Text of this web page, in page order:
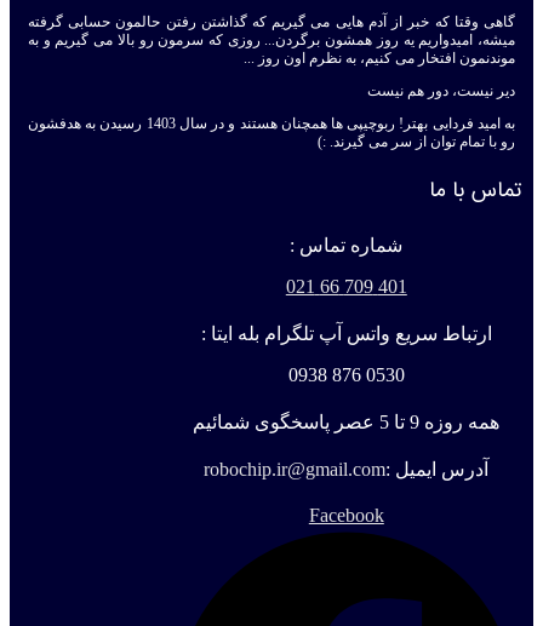
گاهی وقتا که خبر از آدم هایی می گیریم که گذاشتن رفتن حالمون حسابی گرفته
میشه، امیدواریم یه روز همشون برگردن... روزی که سرمون رو بالا می گیریم و به
موندنمون افتخار می کنیم، به نظرم اون روز ...
دیر نیست، دور هم نیست
به امید فردایی بهتر! ربوچیپی ها همچنان هستند و در سال 1403 رسیدن به هدفشون
رو با تمام توان از سر می گیرند. :)
تماس با ما
شماره تماس :
401 709 66 021
ارتباط سریع واتس آپ تلگرام بله ایتا :
0530 876 0938
همه روزه 9 تا 5 عصر پاسخگوی شمائیم
آدرس ایمیل :robochip.ir@gmail.com
Facebook